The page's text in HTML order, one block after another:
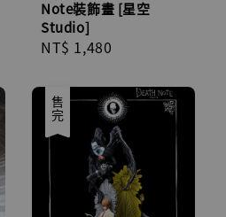
Note裝飾畫 [星空
Studio]
Regular
NT$ 1,480
售完